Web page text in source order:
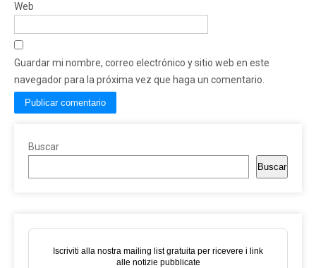
Web
Guardar mi nombre, correo electrónico y sitio web en este
navegador para la próxima vez que haga un comentario.
Buscar
Buscar
Iscriviti alla nostra mailing list gratuita per ricevere i link
alle notizie pubblicate